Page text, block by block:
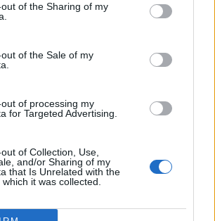
of the Sharing of my
of the Sale of my
of processing my
for Targeted Advertising.
of Collection, Use,
and/or Sharing of my
that Is Unrelated with the
it was collected.
διαχυτικός, σε φροντίζει και σε
Και όσες γνωριμίες
τέτοιοι τύποι σου
καταλήγεις μόνη. Αν όντως
τότε ίσως είναι η κατάλληλη
τι σου προσφέρουν
αν σου δίνουν κάτι καλό και με
ασφάλεια και άνεση με
αν ναι, γιατί;